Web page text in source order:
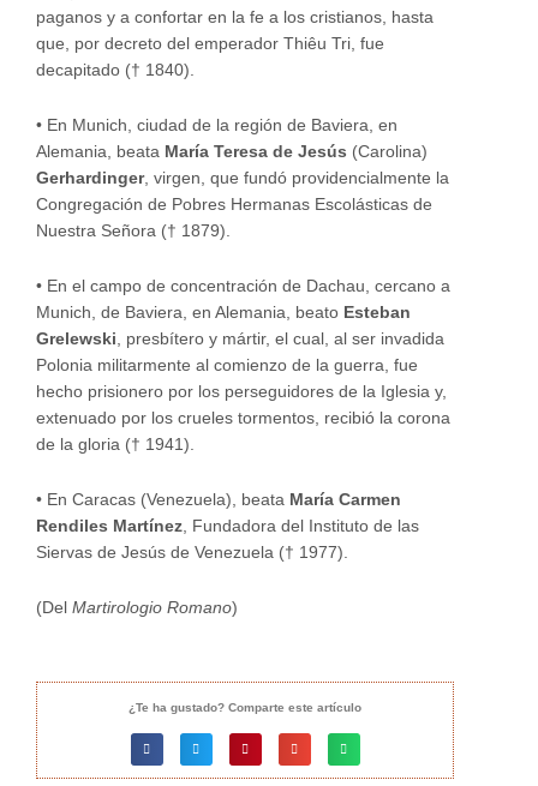
paganos y a confortar en la fe a los cristianos, hasta
que, por decreto del emperador Thiêu Tri, fue
decapitado († 1840).
• En Munich, ciudad de la región de Baviera, en
Alemania, beata María Teresa de Jesús (Carolina)
Gerhardinger, virgen, que fundó providencialmente la
Congregación de Pobres Hermanas Escolásticas de
Nuestra Señora († 1879).
• En el campo de concentración de Dachau, cercano a
Munich, de Baviera, en Alemania, beato Esteban
Grelewski, presbítero y mártir, el cual, al ser invadida
Polonia militarmente al comienzo de la guerra, fue
hecho prisionero por los perseguidores de la Iglesia y,
extenuado por los crueles tormentos, recibió la corona
de la gloria († 1941).
• En Caracas (Venezuela), beata María Carmen
Rendiles Martínez, Fundadora del Instituto de las
Siervas de Jesús de Venezuela († 1977).
(Del Martirologio Romano)
¿Te ha gustado? Comparte este artículo